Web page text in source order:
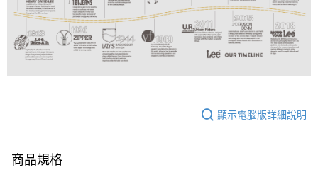
顯示電腦版詳細說明
商品規格